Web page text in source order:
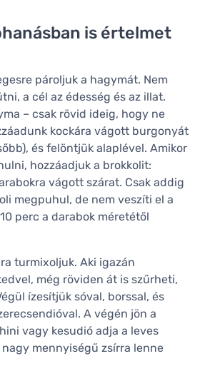
is értelmet
pároljuk a hagymát. Nem
a cél az édesség és az illat.
– csak rövid ideig, hogy ne
kockára vágott burgonyát
és felöntjük alaplével. Amikor
hozzáadjuk a brokkolit:
vágott szárat. Csak addig
megpuhul, de nem veszíti el a
perc a darabok méretétől
turmixoljuk. Aki igazán
még röviden át is szűrheti,
ízesítjük sóval, borssal, és
A végén jön a
vagy kesudió adja a leves
mennyiségű zsírra lenne